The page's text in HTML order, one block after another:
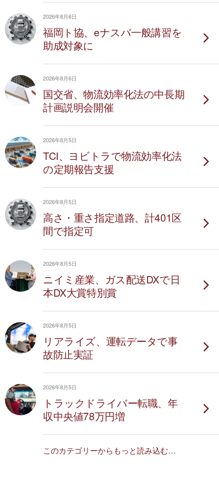
2026年8月6日
福岡ト協、eナスバ一般講習を
助成対象に
2026年8月6日
国交省、物流効率化法の中長期
計画説明会開催
2026年8月5日
TCI、ヨビトラで物流効率化法
の定期報告支援
2026年8月5日
高さ・重さ指定道路、計401区
間で指定可
2026年8月5日
ニイミ産業、ガス配送DXで日
本DX大賞特別賞
2026年8月5日
リアライズ、運転データで事
故防止実証
2026年8月5日
トラックドライバー転職、年
収中央値78万円増
このカテゴリーからもっと読み込む…